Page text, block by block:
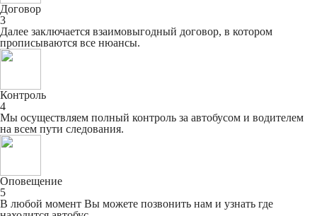
Договор
3
Далее заключается взаимовыгодный договор, в котором
прописываются все нюансы.
Контроль
4
Мы осуществляем полный контроль за автобусом и водителем
на всем пути следования.
Оповещение
5
В любой момент Вы можете позвонить нам и узнать где